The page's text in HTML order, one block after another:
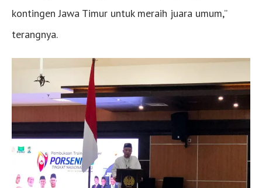
kontingen Jawa Timur untuk meraih juara umum,”
terangnya.